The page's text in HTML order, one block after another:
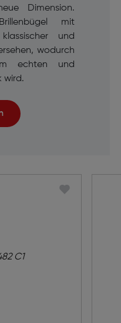
Dimension.
mit
und
wodurch
echten und
wird.